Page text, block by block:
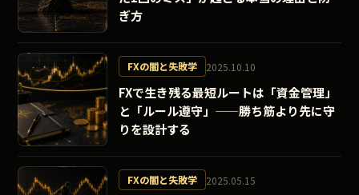
ぎ方
FXの闇と失敗学 2025.10.10
FXで生き残る最短ルートは「資金管理」
と「ルール遵守」——勝ち筋より先に守
りを設計する
FXの闇と失敗学 2025.05.15